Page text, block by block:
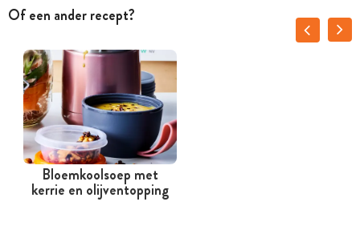
Of een ander recept?
Bloemkoolsoep met
kerrie en olijventopping